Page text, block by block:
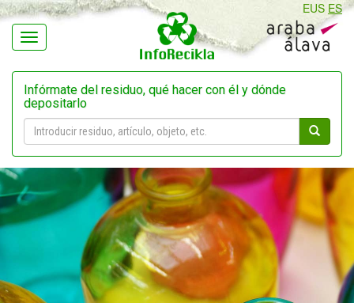
Navegación
EUS ES
Infórmate del residuo, qué hacer con él y dónde
depositarlo